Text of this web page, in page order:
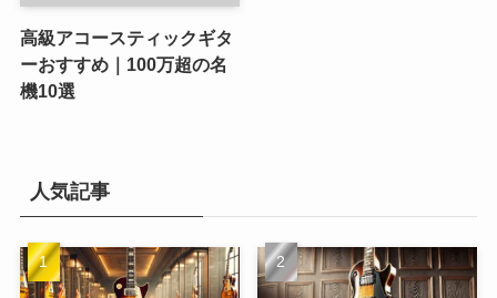
高級アコースティックギタ
ーおすすめ｜100万超の名
機10選
人気記事